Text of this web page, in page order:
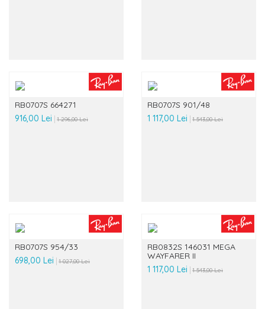
RB0707S 664271
916,00 Lei
1 296,00 Lei
RB0707S 901/48
1 117,00 Lei
1 543,00 Lei
RB0707S 954/33
698,00 Lei
1 027,00 Lei
RB0832S 146031 MEGA
WAYFARER II
1 117,00 Lei
1 543,00 Lei